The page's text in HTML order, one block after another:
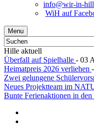
info@wir-in-
WiH auf
Menu
Hille aktuell
Überfall auf Spielhalle - 03
Heimatpreis 2026 verliehen
Zwei gelungene
Neues Projektteam im
Bunte Ferienaktionen in den